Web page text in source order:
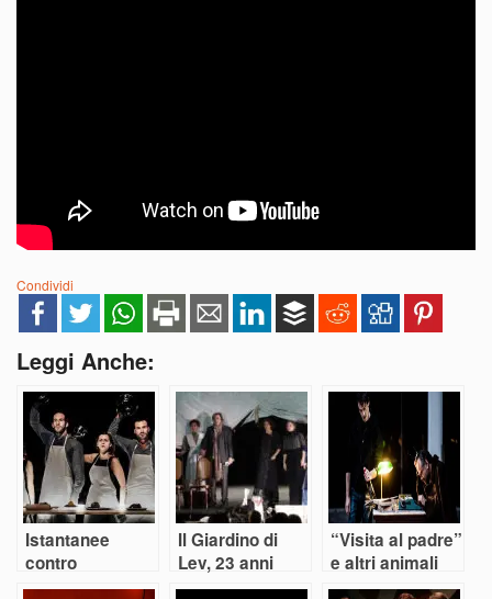
Condividi
Leggi Anche:
Istantanee
contro
l’omofobia
Il Giardino di
Lev, 23 anni
dopo
“Visita al padre”
e altri animali